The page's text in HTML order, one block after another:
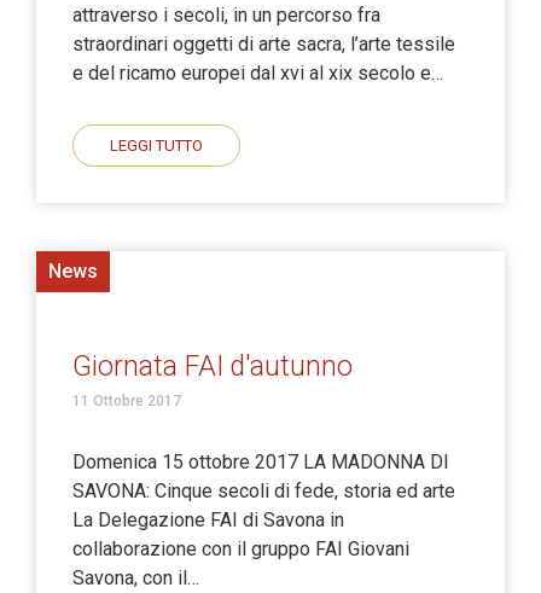
attraverso i secoli, in un percorso fra
straordinari oggetti di arte sacra, l’arte tessile
e del ricamo europei dal xvi al xix secolo e…
LEGGI TUTTO
News
Giornata FAI d'autunno
11 Ottobre 2017
Domenica 15 ottobre 2017 LA MADONNA DI
SAVONA: Cinque secoli di fede, storia ed arte
La Delegazione FAI di Savona in
collaborazione con il gruppo FAI Giovani
Savona, con il…